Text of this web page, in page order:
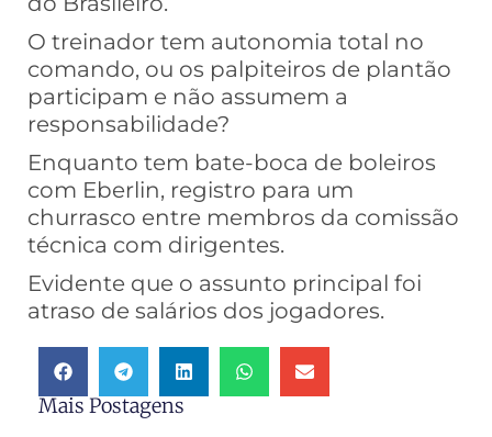
O treinador tem autonomia total no
comando, ou os palpiteiros de plantão
participam e não assumem a
responsabilidade?
Enquanto tem bate-boca de boleiros
com Eberlin, registro para um
churrasco entre membros da comissão
técnica com dirigentes.
Evidente que o assunto principal foi
atraso de salários dos jogadores.
Mais Postagens